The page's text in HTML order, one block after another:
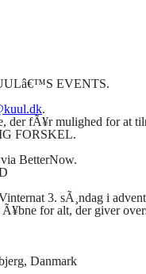
EVENTS.
.
der fÃ¥r mulighed for at
FORSKEL.
BetterNow.
3. sÃ¸ndag i
for alt, der giver
Danmark